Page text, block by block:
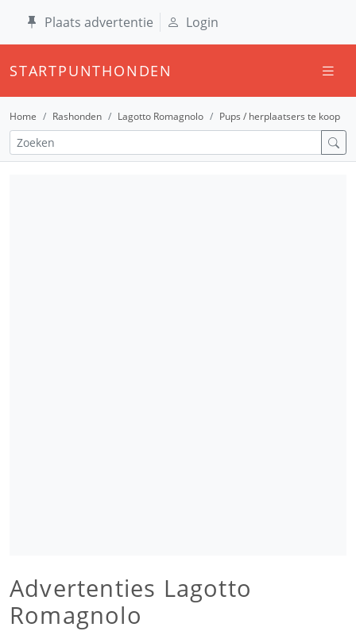
Plaats advertentie Login
STARTPUNTHONDEN
Home Rashonden Lagotto Romagnolo Pups / herplaatsers te koop
Advertenties Lagotto
Romagnolo